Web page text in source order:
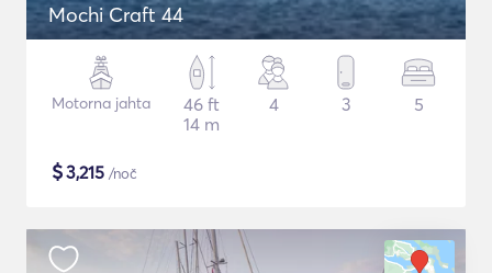
Mochi Craft 44
Motorna jahta
46 ft
14 m
4 3 5
$3,215 /noč